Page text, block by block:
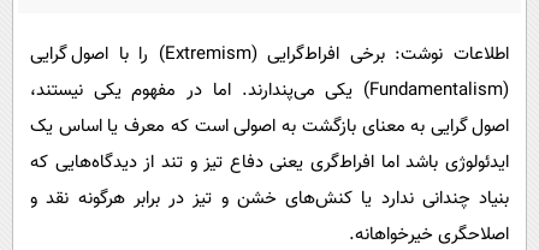
گوناگون
حوادث
محیط زیست
روانشناسی
دانلود
اطلاعات نوشت: برخی افراط‌گرایی (Extremism) را با اصول گرایی
(Fundamentalism) یکی می‌پندارند. اما در مفهوم یکی نیستند،
اصول گرایی به معنای بازگشت به اصولی است که معرف یا اساس یک
ایدئولوژی باشد اما افراط‌گری یعنی دفاع تیز و تند از دیدگاه‌هایی که
بنیاد چندانی ندارد یا کنش‌های خشن و تیز در برابر هرگونه نقد و
اصلاحگری خیرخواهانه.